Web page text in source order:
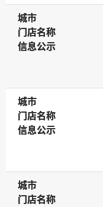
城市
城市
门店名称
门店名称
信息公示
信息公示
城市
城市
门店名称
门店名称
信息公示
信息公示
城市
城市
门店名称
门店名称